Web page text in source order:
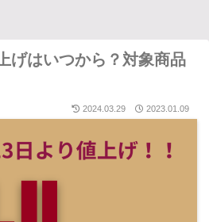
げはいつから？対象商品
2024.03.29 2023.01.09